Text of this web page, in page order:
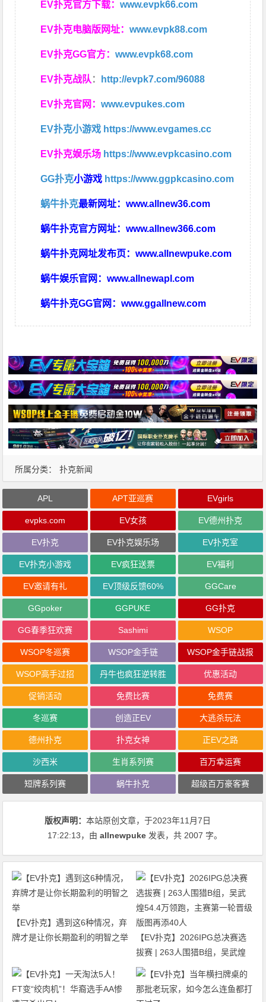
EV扑克官方下载：www.evpk66.com
EV扑克电脑版网址：www.evpk88.com
EV扑克GG官方：www.evpk68.com
EV扑克战队 ： http://evpk7.com/96088
EV扑克官网：www.evpukes.com
EV扑克小游戏 https://www.evgames.cc
EV扑克娱乐场 https://www.evpkcasino.com
GG扑克小游戏 https://www.ggpkcasino.com
蜗牛扑克最新网址：www.allnew36.com
蜗牛扑克官方网址：www.allnew366.com
蜗牛扑克网址发布页：www.allnewpuke.com
蜗牛娱乐官网：www.allnewapl.com
蜗牛扑克GG官网：www.ggallnew.com
所属分类： 扑克新闻
APL APT亚巡赛 EVgirls
evpks.com EV女孩 EV德州扑克
EV扑克 EV扑克娱乐场 EV扑克室
EV扑克小游戏 EV疯狂送票 EV福利
EV邀请有礼 EV顶级反馈60% GGCare
GGpoker GGPUKE GG扑克
GG春季狂欢赛 Sashimi WSOP
WSOP冬巡赛 WSOP金手链 WSOP金手链战报
WSOP高手过招 丹牛也疯狂逆转胜 优惠活动
促销活动 免费比赛 免费赛
冬巡赛 创造正EV 大逃杀玩法
德州扑克 扑克女神 正EV之路
沙西米 生肖系列赛 百万幸运赛
短牌系列赛 蜗牛扑克 超级百万豪客赛
版权声明：本站原创文章，于2023年11月7日
17:22:13，由allnewpuke 发表，共 2007 字。
【EV扑克】遇到这6种情况，弃
牌才是让你长期盈利的明智之举
【EV扑克】2026IPG总决赛选
拔赛 | 263人围猎B组，吴武煌
54.4万领跑，主赛第一轮晋级版